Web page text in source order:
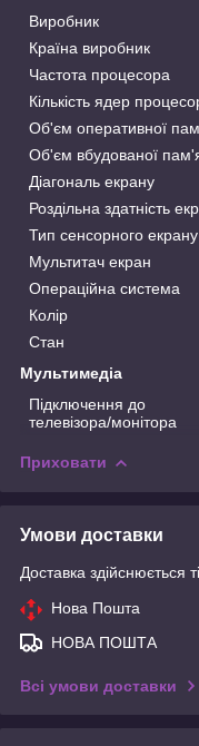
Виробник
Країна виробник
Частота процесора
Кількість ядер
Об'єм оперативної
Об'єм вбудованої
Діагональ екрану
Роздільна здатність
Тип сенсорного екрану
Мультитач екран
Операційна система
Колір
Стан
Мультимедіа
Підключення до
телевізора/монітора
Приховати
Умови доставки
Доставка здійснюється
Нова Пошта
НОВА ПОШТА
Всі умови доставки